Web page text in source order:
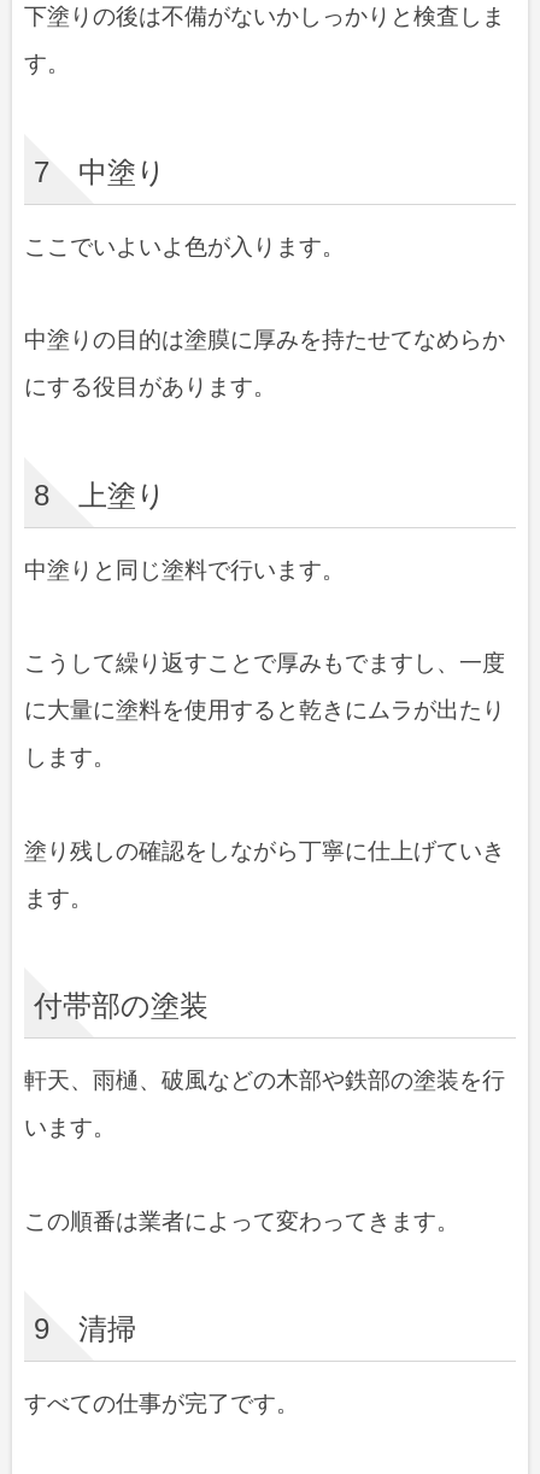
下塗りの後は不備がないかしっかりと検査しま
す。
7 中塗り
ここでいよいよ色が入ります。
中塗りの目的は塗膜に厚みを持たせてなめらか
にする役目があります。
8 上塗り
中塗りと同じ塗料で行います。
こうして繰り返すことで厚みもでますし、一度
に大量に塗料を使用すると乾きにムラが出たり
します。
塗り残しの確認をしながら丁寧に仕上げていき
ます。
付帯部の塗装
軒天、雨樋、破風などの木部や鉄部の塗装を行
います。
この順番は業者によって変わってきます。
9 清掃
すべての仕事が完了です。